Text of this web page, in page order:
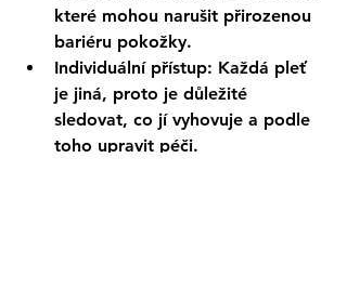
které mohou narušit přirozenou
bariéru pokožky.
Individuální přístup: Každá pleť
je jiná, proto je důležité
sledovat, co jí vyhovuje a podle
toho upravit péči.